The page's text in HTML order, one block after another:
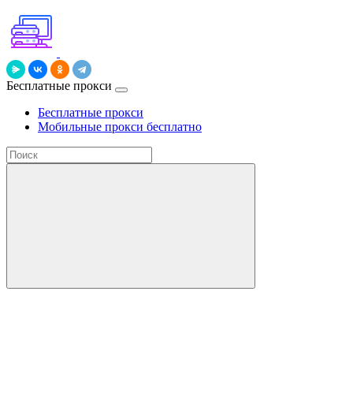
Бесплатные прокси
Бесплатные прокси
Мобильные прокси бесплатно